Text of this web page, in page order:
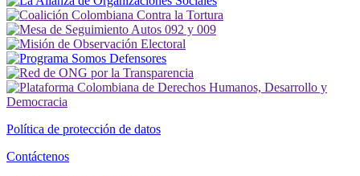
Política de protección de datos
Contáctenos